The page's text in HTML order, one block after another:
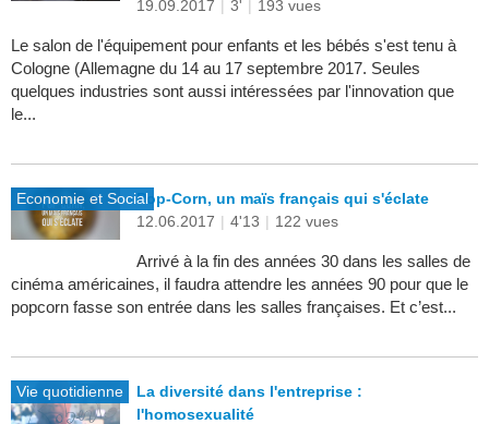
19.09.2017 | 3' | 193 vues
Le salon de l'équipement pour enfants et les bébés s'est tenu à
Cologne (Allemagne du 14 au 17 septembre 2017. Seules
quelques industries sont aussi intéressées par l'innovation que
le...
Economie et SocialPop-Corn, un maïs français qui s'éclate
12.06.2017 | 4'13 | 122 vues
Arrivé à la fin des années 30 dans les salles de
cinéma américaines, il faudra attendre les années 90 pour que le
popcorn fasse son entrée dans les salles françaises. Et c’est...
Vie quotidienne
La diversité dans l'entreprise :
l'homosexualité